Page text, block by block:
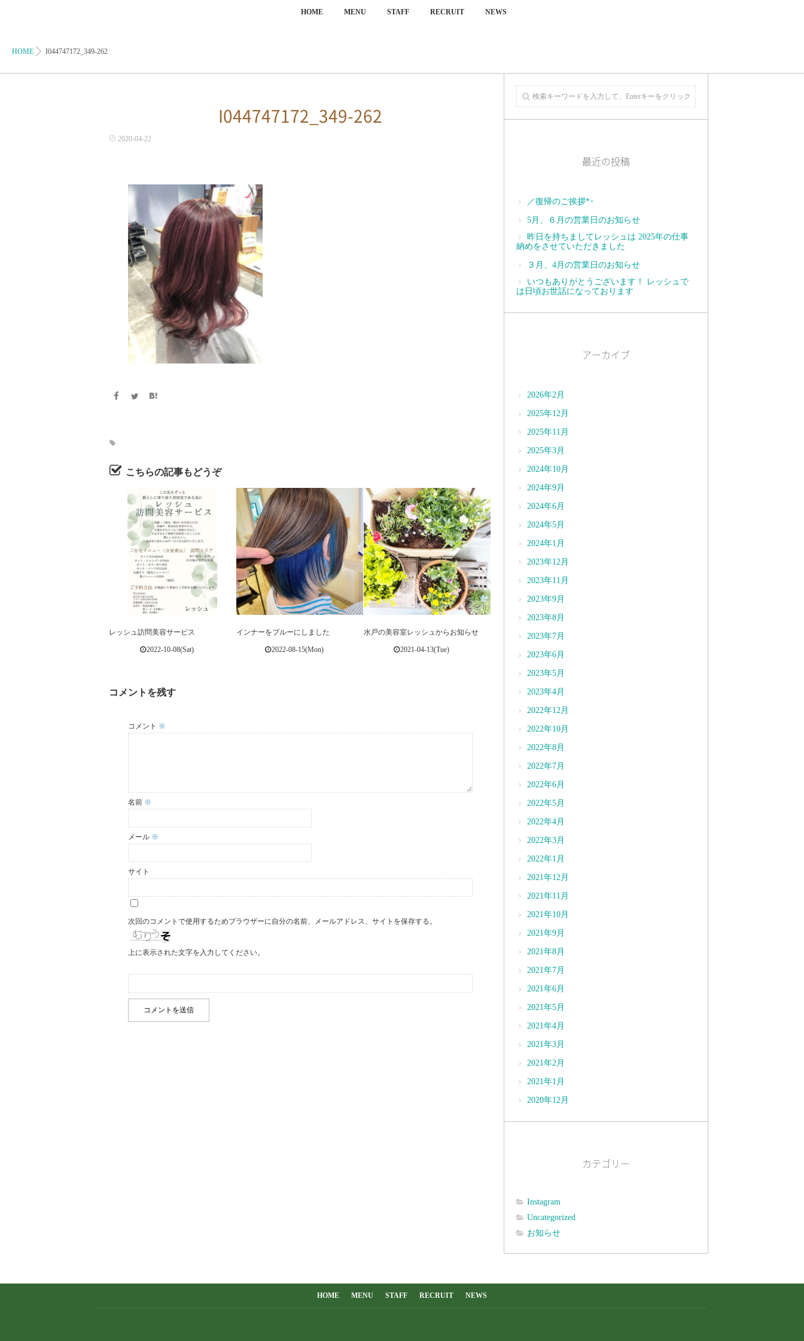
HOME MENU STAFF RECRUIT NEWS
HOME I044747172_349-262
I044747172_349-262
2020-04-22
こちらの記事もどうぞ
レッシュ訪問美容サービス
2022-10-08(Sat)
インナーをブルーにしました
2022-08-15(Mon)
0
水戸の美容室レッシュからお知らせ
2021-04-13(Tue)
コメントを残す
コメント ※
名前 ※
メール ※
サイト
次回のコメントで使用するためブラウザーに自分の名前、メールアドレス、サイトを保存する。
上に表示された文字を入力してください。
最近の投稿
／復帰のご挨拶*･ ⁡
5月、６月の営業日のお知らせ
昨日を持ちましてレッシュは 2025年の仕事
納めをさせていただきました
３月、4月の営業日のお知らせ
いつもありがとうございます！ レッシュで
は日頃お世話になっております
アーカイブ
2026年2月
2025年12月
2025年11月
2025年3月
2024年10月
2024年9月
2024年6月
2024年5月
2024年1月
2023年12月
2023年11月
2023年9月
2023年8月
2023年7月
2023年6月
2023年5月
2023年4月
2022年12月
2022年10月
2022年8月
2022年7月
2022年6月
2022年5月
2022年4月
2022年3月
2022年1月
2021年12月
2021年11月
2021年10月
2021年9月
2021年8月
2021年7月
2021年6月
2021年5月
2021年4月
2021年3月
2021年2月
2021年1月
2020年12月
カテゴリー
Instagram
Uncategorized
お知らせ
HOME MENU STAFF RECRUIT NEWS